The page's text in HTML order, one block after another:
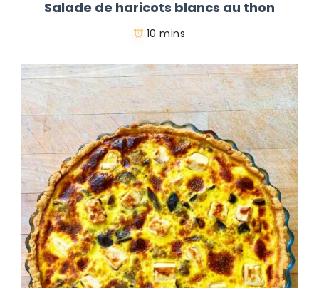
Salade de haricots blancs au thon
10 mins